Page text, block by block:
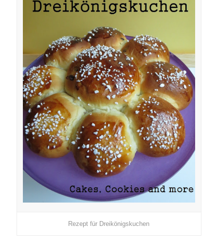
Rezept für Dreikönigskuchen